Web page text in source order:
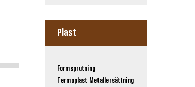
Plast
Formsprutning
Termoplast Metallersättning